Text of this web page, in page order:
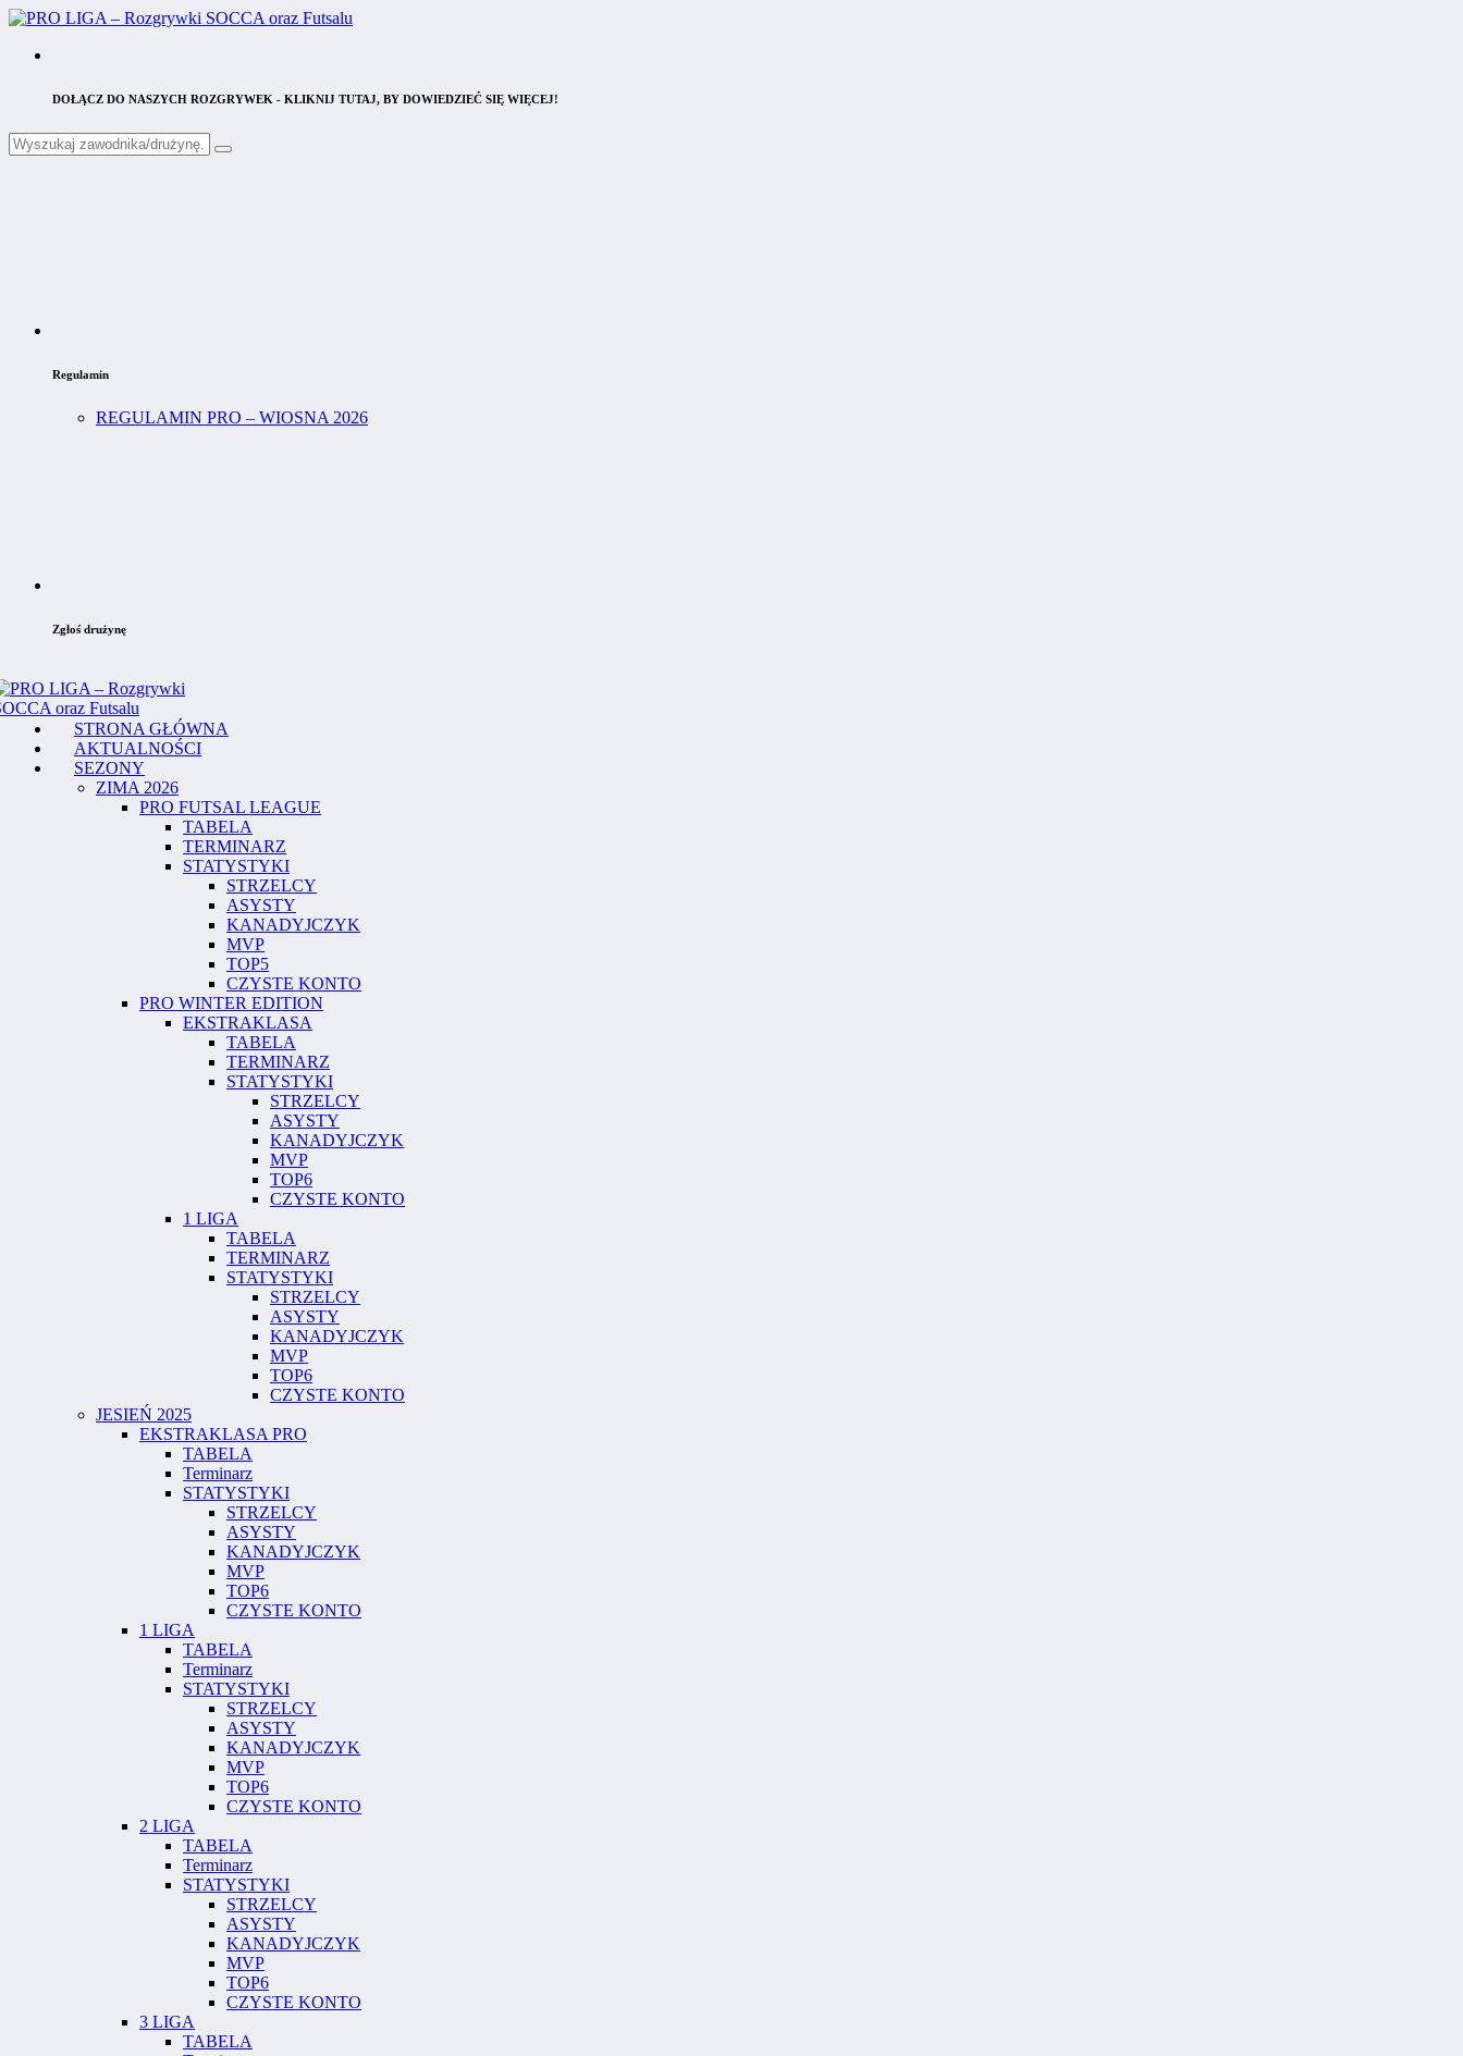
DOŁĄCZ DO NASZYCH ROZGRYWEK - KLIKNIJ TUTAJ, BY DOWIEDZIEĆ SIĘ WIĘCEJ!
Regulamin
REGULAMIN PRO – WIOSNA 2026
Zgłoś drużynę
STRONA GŁÓWNA
AKTUALNOŚCI
SEZONY
ZIMA 2026
PRO FUTSAL LEAGUE
TABELA
TERMINARZ
STATYSTYKI
STRZELCY
ASYSTY
KANADYJCZYK
MVP
TOP5
CZYSTE KONTO
PRO WINTER EDITION
EKSTRAKLASA
TABELA
TERMINARZ
STATYSTYKI
STRZELCY
ASYSTY
KANADYJCZYK
MVP
TOP6
CZYSTE KONTO
1 LIGA
TABELA
TERMINARZ
STATYSTYKI
STRZELCY
ASYSTY
KANADYJCZYK
MVP
TOP6
CZYSTE KONTO
JESIEŃ 2025
EKSTRAKLASA PRO
TABELA
Terminarz
STATYSTYKI
STRZELCY
ASYSTY
KANADYJCZYK
MVP
TOP6
CZYSTE KONTO
1 LIGA
TABELA
Terminarz
STATYSTYKI
STRZELCY
ASYSTY
KANADYJCZYK
MVP
TOP6
CZYSTE KONTO
2 LIGA
TABELA
Terminarz
STATYSTYKI
STRZELCY
ASYSTY
KANADYJCZYK
MVP
TOP6
CZYSTE KONTO
3 LIGA
TABELA